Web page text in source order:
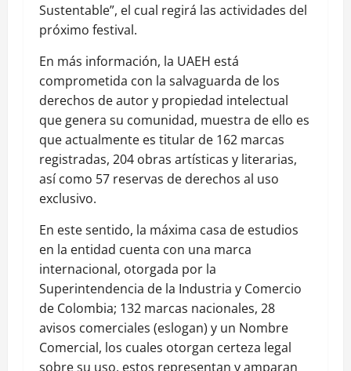
Sustentable”, el cual regirá las actividades del
próximo festival.
En más información, la UAEH está
comprometida con la salvaguarda de los
derechos de autor y propiedad intelectual
que genera su comunidad, muestra de ello es
que actualmente es titular de 162 marcas
registradas, 204 obras artísticas y literarias,
así como 57 reservas de derechos al uso
exclusivo.
En este sentido, la máxima casa de estudios
en la entidad cuenta con una marca
internacional, otorgada por la
Superintendencia de la Industria y Comercio
de Colombia; 132 marcas nacionales, 28
avisos comerciales (eslogan) y un Nombre
Comercial, los cuales otorgan certeza legal
sobre su uso, estos representan y amparan